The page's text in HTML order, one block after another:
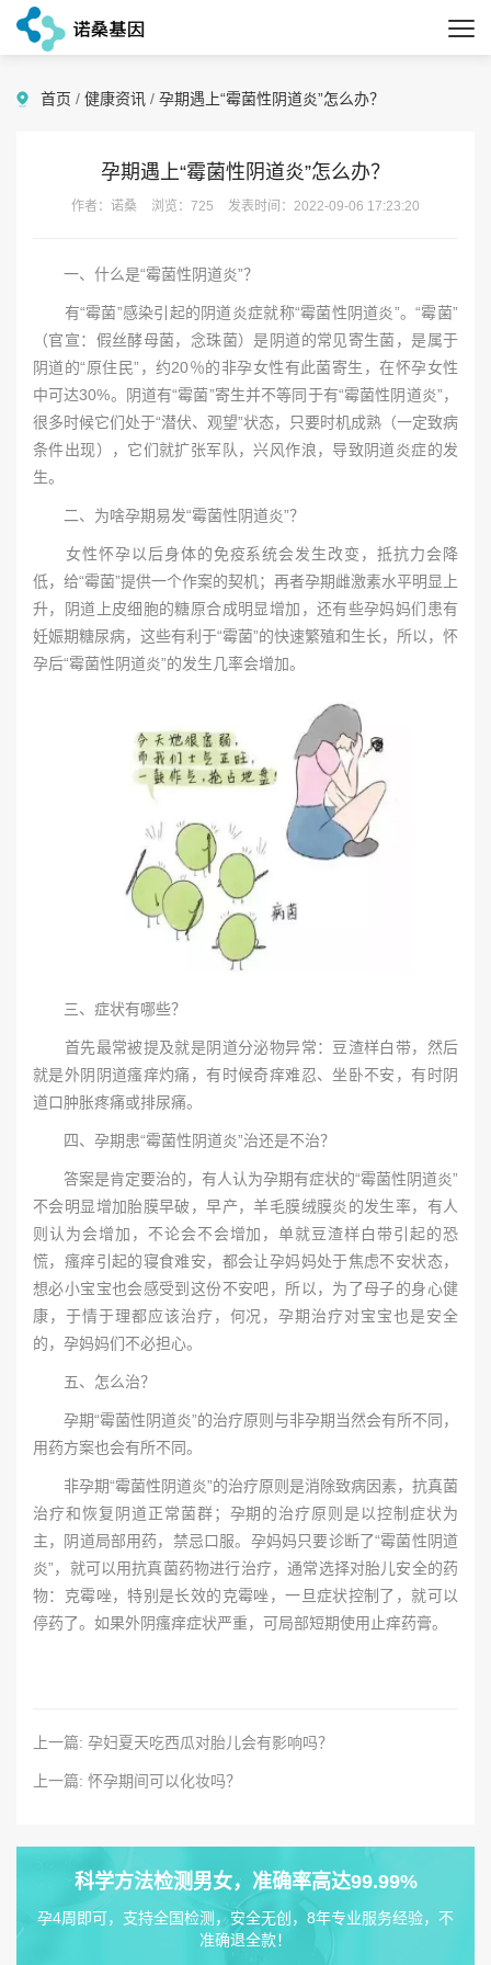
首页 / 健康资讯 / 孕期遇上“霉菌性阴道炎”怎么办？
孕期遇上“霉菌性阴道炎”怎么办？
作者：诺桑 浏览：725 发表时间：2022-09-06 17:23:20
一、什么是“霉菌性阴道炎”？
有“霉菌”感染引起的阴道炎症就称“霉菌性阴道炎”。“霉菌”
（官宣：假丝酵母菌，念珠菌）是阴道的常见寄生菌，是属于
阴道的“原住民”，约20％的非孕女性有此菌寄生，在怀孕女性
中可达30%。阴道有“霉菌”寄生并不等同于有“霉菌性阴道炎”，
很多时候它们处于“潜伏、观望”状态，只要时机成熟（一定致病
条件出现），它们就扩张军队，兴风作浪，导致阴道炎症的发
生。
二、为啥孕期易发“霉菌性阴道炎”？
女性怀孕以后身体的免疫系统会发生改变，抵抗力会降
低，给“霉菌”提供一个作案的契机；再者孕期雌激素水平明显上
升，阴道上皮细胞的糖原合成明显增加，还有些孕妈妈们患有
妊娠期糖尿病，这些有利于“霉菌”的快速繁殖和生长，所以，怀
孕后“霉菌性阴道炎”的发生几率会增加。
三、症状有哪些？
首先最常被提及就是阴道分泌物异常：豆渣样白带，然后
就是外阴阴道瘙痒灼痛，有时候奇痒难忍、坐卧不安，有时阴
道口肿胀疼痛或排尿痛。
四、孕期患“霉菌性阴道炎”治还是不治？
答案是肯定要治的，有人认为孕期有症状的“霉菌性阴道炎”
不会明显增加胎膜早破，早产，羊毛膜绒膜炎的发生率，有人
则认为会增加，不论会不会增加，单就豆渣样白带引起的恐
慌，瘙痒引起的寝食难安，都会让孕妈妈处于焦虑不安状态，
想必小宝宝也会感受到这份不安吧，所以，为了母子的身心健
康，于情于理都应该治疗，何况，孕期治疗对宝宝也是安全
的，孕妈妈们不必担心。
五、怎么治？
孕期“霉菌性阴道炎”的治疗原则与非孕期当然会有所不同，
用药方案也会有所不同。
非孕期“霉菌性阴道炎”的治疗原则是消除致病因素，抗真菌
治疗和恢复阴道正常菌群；孕期的治疗原则是以控制症状为
主，阴道局部用药，禁忌口服。孕妈妈只要诊断了“霉菌性阴道
炎”，就可以用抗真菌药物进行治疗，通常选择对胎儿安全的药
物：克霉唑，特别是长效的克霉唑，一旦症状控制了，就可以
停药了。如果外阴瘙痒症状严重，可局部短期使用止痒药膏。
上一篇: 孕妇夏天吃西瓜对胎儿会有影响吗？
上一篇: 怀孕期间可以化妆吗？
科学方法检测男女，准确率高达99.99%
孕4周即可，支持全国检测，安全无创，8年专业服务经验，不
准确退全款！